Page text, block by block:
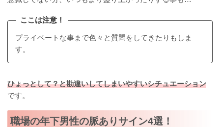
ここは注意！
プライベートな事まで色々と質問をしてきたりもしま
す。
ひょっとして？と勘違いしてしまいやすいシチュエーション
です。
職場の年下男性の脈ありサイン4選！